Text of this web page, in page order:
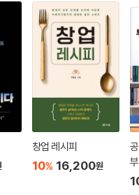
창업 레시피
10% 16,200원